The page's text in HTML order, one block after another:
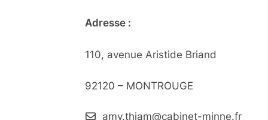
Adresse :
110, avenue Aristide Briand
92120 – MONTROUGE
amy.thiam@cabinet-minne.fr